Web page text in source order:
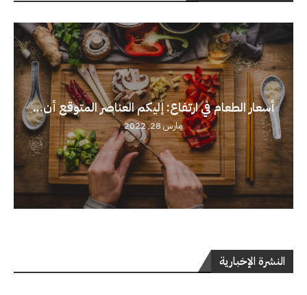
أسعار الطعام في ارتفاع: إليكم العناصر المتوقع أن...
مارس 28, 2022
النشرة الإخبارية